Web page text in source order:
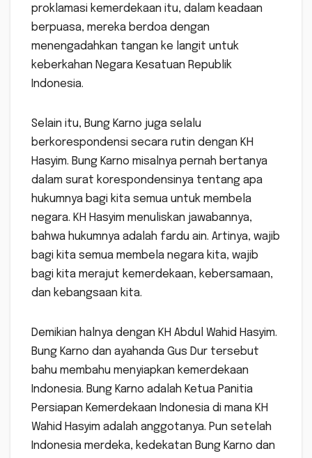
proklamasi kemerdekaan itu, dalam keadaan
berpuasa, mereka berdoa dengan
menengadahkan tangan ke langit untuk
keberkahan Negara Kesatuan Republik
Indonesia.
Selain itu, Bung Karno juga selalu
berkorespondensi secara rutin dengan KH
Hasyim. Bung Karno misalnya pernah bertanya
dalam surat korespondensinya tentang apa
hukumnya bagi kita semua untuk membela
negara. KH Hasyim menuliskan jawabannya,
bahwa hukumnya adalah fardu ain. Artinya, wajib
bagi kita semua membela negara kita, wajib
bagi kita merajut kemerdekaan, kebersamaan,
dan kebangsaan kita.
Demikian halnya dengan KH Abdul Wahid Hasyim.
Bung Karno dan ayahanda Gus Dur tersebut
bahu membahu menyiapkan kemerdekaan
Indonesia. Bung Karno adalah Ketua Panitia
Persiapan Kemerdekaan Indonesia di mana KH
Wahid Hasyim adalah anggotanya. Pun setelah
Indonesia merdeka, kedekatan Bung Karno dan